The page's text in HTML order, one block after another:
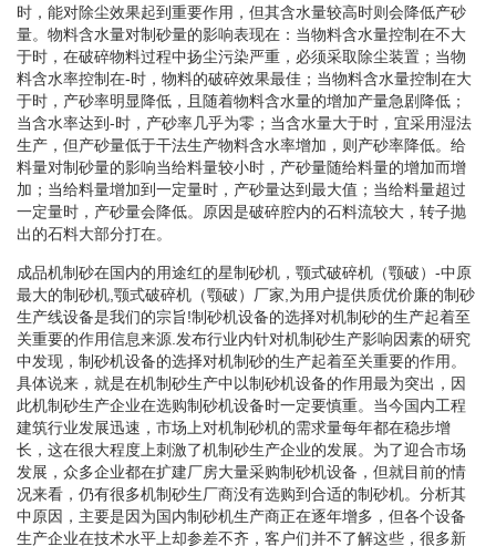
时，能对除尘效果起到重要作用，但其含水量较高时则会降低产砂
量。物料含水量对制砂量的影响表现在：当物料含水量控制在不大
于时，在破碎物料过程中扬尘污染严重，必须采取除尘装置；当物
料含水率控制在-时，物料的破碎效果最佳；当物料含水量控制在大
于时，产砂率明显降低，且随着物料含水量的增加产量急剧降低；
当含水率达到-时，产砂率几乎为零；当含水量大于时，宜采用湿法
生产，但产砂量低于干法生产物料含水率增加，则产砂率降低。给
料量对制砂量的影响当给料量较小时，产砂量随给料量的增加而增
加；当给料量增加到一定量时，产砂量达到最大值；当给料量超过
一定量时，产砂量会降低。原因是破碎腔内的石料流较大，转子抛
出的石料大部分打在。
成品机制砂在国内的用途红的星制砂机，颚式破碎机（颚破）-中原
最大的制砂机,颚式破碎机（颚破）厂家,为用户提供质优价廉的制砂
生产线设备是我们的宗旨!制砂机设备的选择对机制砂的生产起着至
关重要的作用信息来源.发布行业内针对机制砂生产影响因素的研究
中发现，制砂机设备的选择对机制砂的生产起着至关重要的作用。
具体说来，就是在机制砂生产中以制砂机设备的作用最为突出，因
此机制砂生产企业在选购制砂机设备时一定要慎重。当今国内工程
建筑行业发展迅速，市场上对机制砂机的需求量每年都在稳步增
长，这在很大程度上刺激了机制砂生产企业的发展。为了迎合市场
发展，众多企业都在扩建厂房大量采购制砂机设备，但就目前的情
况来看，仍有很多机制砂生厂商没有选购到合适的制砂机。分析其
中原因，主要是因为国内制砂机生产商正在逐年增多，但各个设备
生产企业在技术水平上却参差不齐，客户们并不了解这些，很多新